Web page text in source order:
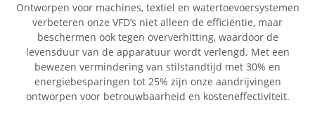
Ontworpen voor machines, textiel en watertoevoersystemen
verbeteren onze VFD’s niet alleen de efficiëntie, maar
beschermen ook tegen oververhitting, waardoor de
levensduur van de apparatuur wordt verlengd. Met een
bewezen vermindering van stilstandtijd met 30% en
energiebesparingen tot 25% zijn onze aandrijvingen
ontworpen voor betrouwbaarheid en kosteneffectiviteit.